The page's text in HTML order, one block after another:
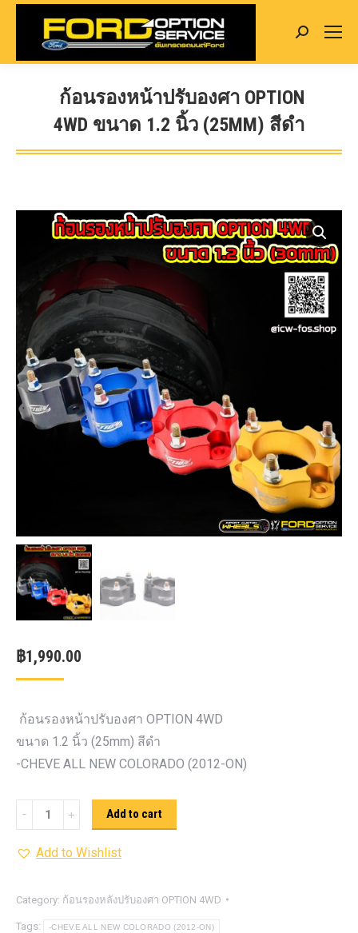
Search:
ก้อนรองหน้าปรับองศา OPTION
4WD ขนาด 1.2 นิ้ว (25MM) สีดำ
You are here:
฿1,990.00
ก้อนรองหน้าปรับองศา OPTION 4WD
ขนาด 1.2 นิ้ว (25mm) สีดำ
-CHEVE ALL NEW COLORADO (2012-ON)
รอง
หน้า
องศา
OPTION
Add to cart
Add to Wishlist
Category: ก้อนรองหลังปรับองศา OPTION 4WD
Tags: -CHEVE ALL NEW COLORADO (2012-ON)